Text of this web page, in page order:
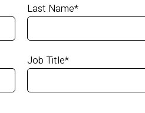
Last Name*
Job Title*